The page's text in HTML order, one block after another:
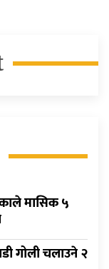
मासिक ५
गोली चलाउने २